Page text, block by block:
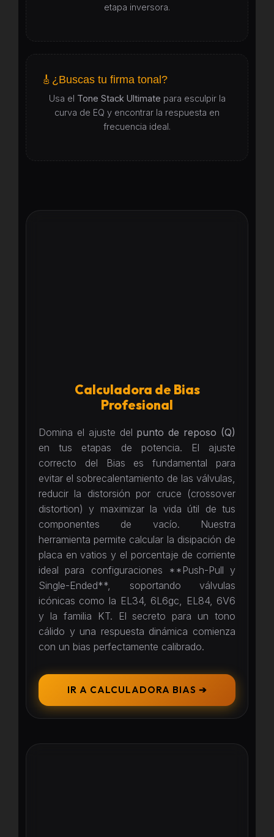
etapa inversora.
🎸 ¿Buscas tu firma tonal?
Usa el Tone Stack Ultimate para esculpir la
curva de EQ y encontrar la respuesta en
frecuencia ideal.
Calculadora de Bias
Profesional
Domina el ajuste del punto de reposo (Q)
en tus etapas de potencia. El ajuste
correcto del Bias es fundamental para
evitar el sobrecalentamiento de las válvulas,
reducir la distorsión por cruce (crossover
distortion) y maximizar la vida útil de tus
componentes de vacío. Nuestra
herramienta permite calcular la disipación de
placa en vatios y el porcentaje de corriente
ideal para configuraciones **Push-Pull y
Single-Ended**, soportando válvulas
icónicas como la EL34, 6L6gc, EL84, 6V6
y la familia KT. El secreto para un tono
cálido y una respuesta dinámica comienza
con un bias perfectamente calibrado.
IR A CALCULADORA BIAS ➔